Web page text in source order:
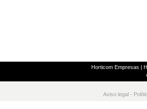
Horticom Empresas |
Aviso legal -